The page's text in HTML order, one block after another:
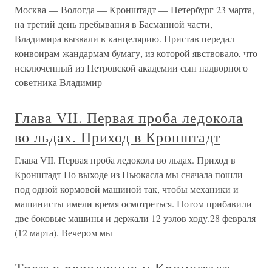
Москва — Вологда — Кронштадт — Петербург 23 марта,
на третий день пребывания в Басманной части,
Владимира вызвали в канцелярию. Пристав передал
конвоирам-жандармам бумагу, из которой явствовало, что
исключенный из Петровской академии сын надворного
советника Владимир
Глава VII. Первая проба ледокола
во льдах. Приход в Кронштадт
Глава VII. Первая проба ледокола во льдах. Приход в
Кронштадт По выходе из Ньюкасла мы сначала пошли
под одной кормовой машиной так, чтобы механики и
машинисты имели время осмотреться. Потом прибавили
две боковые машины и держали 12 узлов ходу.28 февраля
(12 марта). Вечером мы